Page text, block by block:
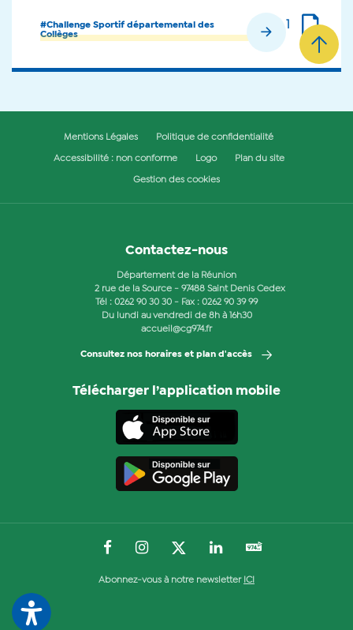
#Challenge Sportif départemental des
Collèges
En savoir plus
Mentions Légales Politique de confidentialité
Accessibilité : non conforme Logo Plan du site
Gestion des cookies
Contactez-nous
Département de la Réunion
2 rue de la Source - 97488 Saint Denis Cedex
Tél : 0262 90 30 30 - Fax : 0262 90 39 99
Du lundi au vendredi de 8h à 16h30
accueil@cg974.fr
Consultez nos horaires et plan d'accès
Télécharger l’application mobile
Abonnez-vous à notre newsletter ICI